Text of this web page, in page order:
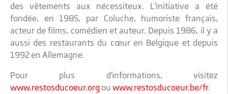
des vêtements aux nécessiteux. L'initiative a été
fondée, en 1985, par Coluche, humoriste français,
acteur de films, comédien et auteur. Depuis 1986, il y a
aussi des restaurants du cœur en Belgique et depuis
1992 en Allemagne.
Pour plus d'informations, visitez
www.restosducoeur.org ou www.restosducoeur.be/fr.